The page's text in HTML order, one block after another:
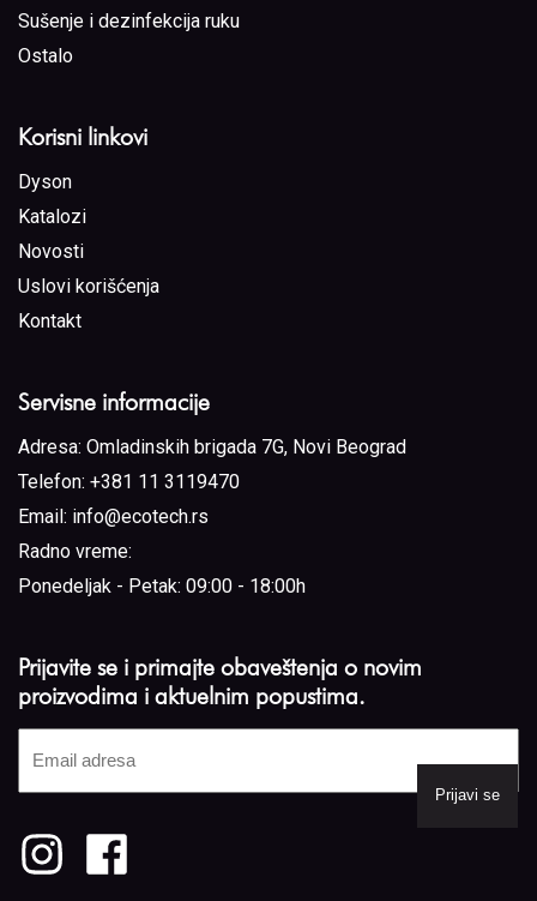
Sušenje i dezinfekcija ruku
Ostalo
Korisni linkovi
Dyson
Katalozi
Novosti
Uslovi korišćenja
Kontakt
Servisne informacije
Adresa: Omladinskih brigada 7G, Novi Beograd
Telefon: +381 11 3119470
Email: info@ecotech.rs
Radno vreme:
Ponedeljak - Petak: 09:00 - 18:00h
Prijavite se i primajte obaveštenja o novim
proizvodima i aktuelnim popustima.
adresa